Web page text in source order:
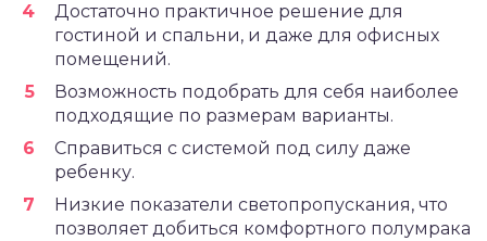
Достаточно практичное решение для
гостиной и спальни, и даже для офисных
помещений.
Возможность подобрать для себя наиболее
подходящие по размерам варианты.
Справиться с системой под силу даже
ребенку.
Низкие показатели светопропускания, что
позволяет добиться комфортного полумрака